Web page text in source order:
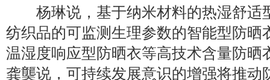
杨琳说，基于纳米材料的热湿舒适
纺织品的可监测生理参数的智能型防晒
温湿度响应型防晒衣等高技术含量防晒
龚龑说，可持续发展意识的增强将推动